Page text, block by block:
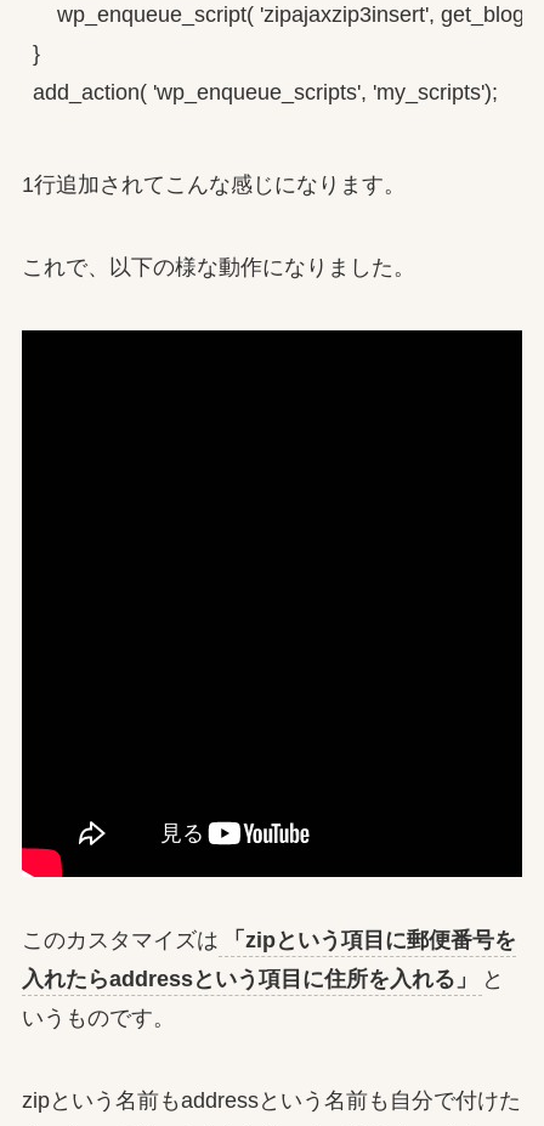
wp_enqueue_script( 'zipajaxzip3insert',
}
1行追加されてこんな感じになります。
これで、以下の様な動作になりました。
このカスタマイズは
「zipという項目に郵便番号を
入れたらaddressという項目に住所を入れる」
と
いうものです。
zipという名前もaddressという名前も自分で付けた